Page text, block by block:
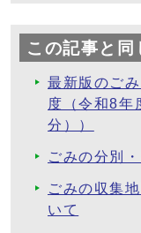
この記事と
最新版のご
度（令和8年
分））
ごみの分別
ごみの収集
いて